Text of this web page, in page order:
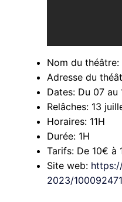
Nom du théâtre:
Adresse du
Dates: Du 07 au
Relâches: 13
Horaires: 11H
Durée: 1H
Tarifs: De 10€ à
Site web:
2023/